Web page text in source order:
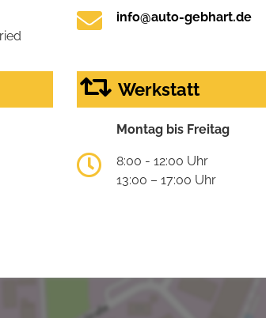
info@auto-gebhart.de
Werkstatt
Montag bis Freitag
8:00 - 12:00 Uhr
13:00 – 17:00 Uhr